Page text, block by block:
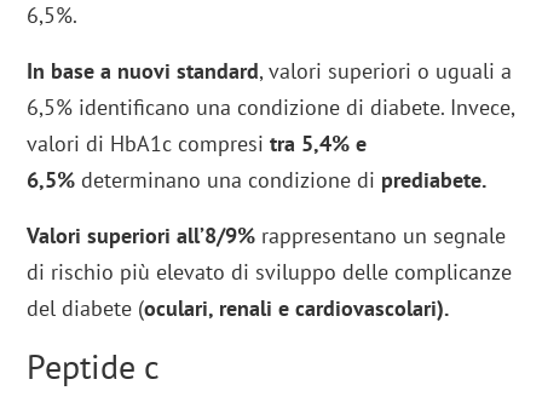
6,5%.
In base a nuovi standard, valori superiori o uguali a
6,5% identificano una condizione di diabete. Invece,
valori di HbA1c compresitra 5,4% e
6,5% determinano una condizione di prediabete.
Valori superiori all’8/9% rappresentano un segnale
di rischio più elevato di sviluppo delle complicanze
del diabete (oculari, renali e cardiovascolari).
Peptide c